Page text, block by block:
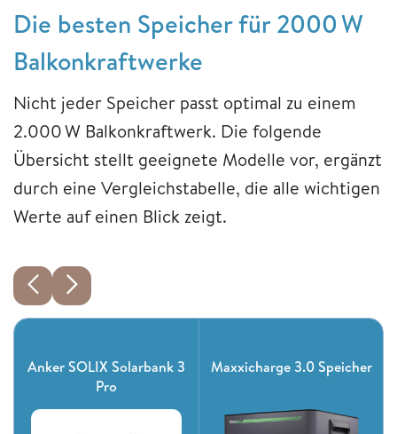
Die besten Speicher für 2000 W
Balkonkraftwerke
Nicht jeder Speicher passt optimal zu einem
2.000 W Balkonkraftwerk. Die folgende
Übersicht stellt geeignete Modelle vor, ergänzt
durch eine Vergleichstabelle, die alle wichtigen
Werte auf einen Blick zeigt.
Anker SOLIX Solarbank 3
Pro
Maxxicharge 3.0 Speicher